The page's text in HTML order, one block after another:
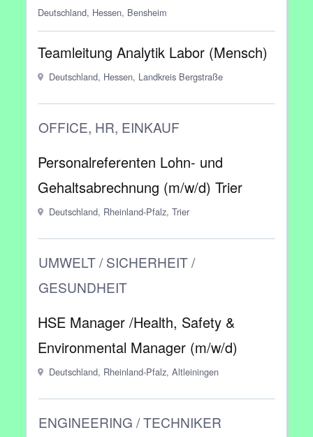
Deutschland, Hessen, Bensheim
Teamleitung Analytik Labor (Mensch)
Deutschland, Hessen, Landkreis Bergstraße
OFFICE, HR, EINKAUF
Personalreferenten Lohn- und
Gehaltsabrechnung (m/w/d) Trier
Deutschland, Rheinland-Pfalz, Trier
UMWELT / SICHERHEIT /
GESUNDHEIT
HSE Manager /Health, Safety &
Environmental Manager (m/w/d)
Deutschland, Rheinland-Pfalz, Altleiningen
ENGINEERING / TECHNIKER